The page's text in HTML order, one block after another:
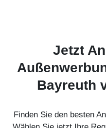
Jetzt
Bayreuth
Finden Sie den besten